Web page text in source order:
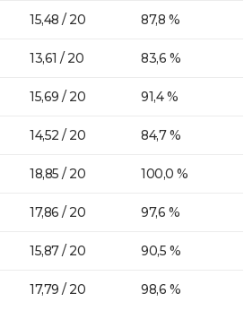
15,48 / 20 87,8 %
13,61 / 20 83,6 %
15,69 / 20 91,4 %
14,52 / 20 84,7 %
18,85 / 20 100,0 %
17,86 / 20 97,6 %
15,87 / 20 90,5 %
17,79 / 20 98,6 %